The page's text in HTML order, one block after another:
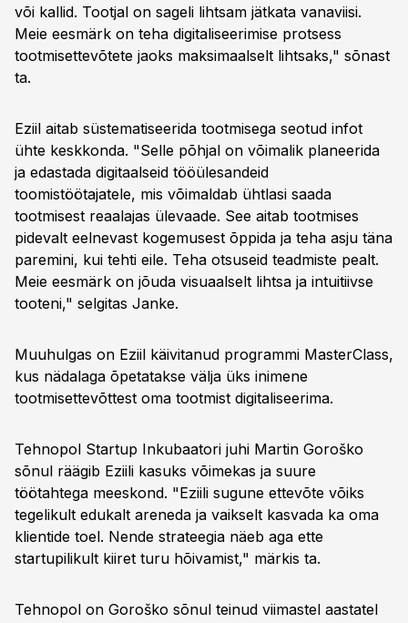
või kallid. Tootjal on sageli lihtsam jätkata vanaviisi.
Meie eesmärk on teha digitaliseerimise protsess
tootmisettevõtete jaoks maksimaalselt lihtsaks," sõnast
ta.
Eziil aitab süstematiseerida tootmisega seotud infot
ühte keskkonda. "Selle põhjal on võimalik planeerida
ja edastada digitaalseid tööülesandeid
toomistöötajatele, mis võimaldab ühtlasi saada
tootmisest reaalajas ülevaade. See aitab tootmises
pidevalt eelnevast kogemusest õppida ja teha asju täna
paremini, kui tehti eile. Teha otsuseid teadmiste pealt.
Meie eesmärk on jõuda visuaalselt lihtsa ja intuitiivse
tooteni," selgitas Janke.
Muuhulgas on Eziil käivitanud programmi MasterClass,
kus nädalaga õpetatakse välja üks inimene
tootmisettevõttest oma tootmist digitaliseerima.
Tehnopol Startup Inkubaatori juhi Martin Goroško
sõnul räägib Eziili kasuks võimekas ja suure
töötahtega meeskond. "Eziili sugune ettevõte võiks
tegelikult edukalt areneda ja vaikselt kasvada ka oma
klientide toel. Nende strateegia näeb aga ette
startupilikult kiiret turu hõivamist," märkis ta.
Tehnopol on Goroško sõnul teinud viimastel aastatel